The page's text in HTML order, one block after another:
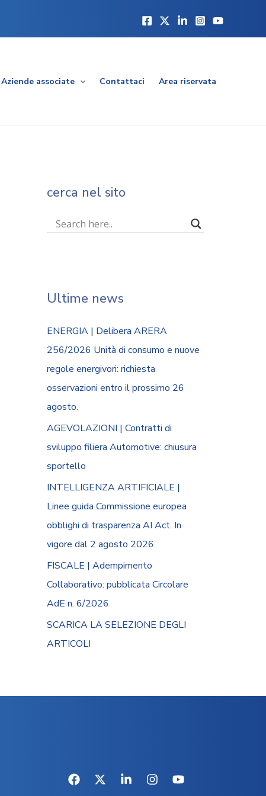
Aziende associate Contattaci Area riservata
cerca nel sito
Ultime news
ENERGIA | Delibera ARERA
256/2026 Unità di consumo e nuove
regole energivori: richiesta
osservazioni entro il prossimo 26
agosto.
AGEVOLAZIONI | Contratti di
sviluppo filiera Automotive: chiusura
sportello
INTELLIGENZA ARTIFICIALE |
Linee guida Commissione europea
obblighi di trasparenza AI Act. In
vigore dal 2 agosto 2026.
FISCALE | Adempimento
Collaborativo: pubblicata Circolare
AdE n. 6/2026
SCARICA LA SELEZIONE DEGLI
ARTICOLI